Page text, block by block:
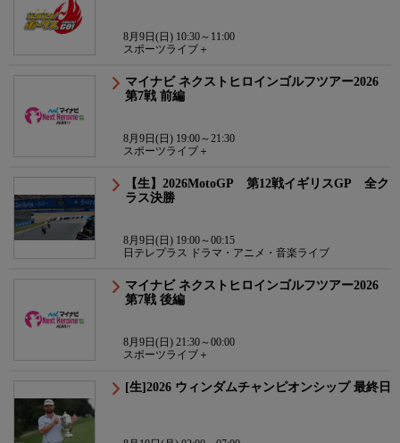
8月9日(日) 10:30～11:00
スポーツライブ＋
マイナビ ネクストヒロインゴルフツアー2026
第7戦 前編
8月9日(日) 19:00～21:30
スポーツライブ＋
【生】2026MotoGP 第12戦イギリスGP 全ク
ラス決勝
8月9日(日) 19:00～00:15
日テレプラス ドラマ・アニメ・音楽ライブ
マイナビ ネクストヒロインゴルフツアー2026
第7戦 後編
8月9日(日) 21:30～00:00
スポーツライブ＋
[生]2026 ウィンダムチャンピオンシップ 最終日